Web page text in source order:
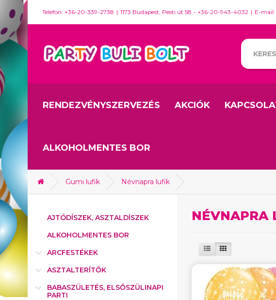
Telefon: +36-20-339-2738 1173 Budapest, Pesti út 58 +36-20-943-4032 E-
RENDEZVÉNYSZERVEZÉS AKCIÓK
ALKOHOLMENTES BOR
Gumi lufik Névnapra lufik
AJTÓDÍSZEK, ASZTALDÍSZEK
ALKOHOLMENTES BOR
ARCFESTÉKEK
ASZTALTERÍTŐK
BABASZÜLETÉS, ELSŐSZÜLINAPI
PARTI
NÉVNAPRA